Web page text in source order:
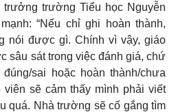
trưởng trường Tiểu học Nguyễn
“Nếu chỉ ghi hoàn thành,
nói được gì. Chính vì vậy, giáo
sâu sát trong việc đánh giá, chứ
sai hoặc hoàn thành/chưa
viên sẽ cảm thấy mình phải viết
quá. Nhà trường sẽ cố gắng tìm